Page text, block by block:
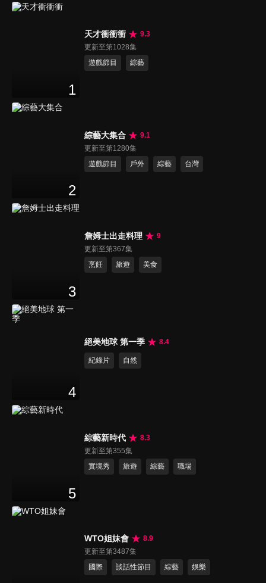
1
天才衝衝衝
9.3
更新至第1028集
遊戲節目
綜藝
2
綜藝大集合
9.1
更新至第1280集
遊戲節目
戶外 綜藝 台灣
3
詹姆士出走料理
9
更新至第367集
烹飪
旅遊 美食
4
絕美地球 第一季 8.4
紀錄片 自然
5
綜藝新時代
8.3
更新至第355集
實境秀
旅遊 綜藝 職場
WTO姐妹會
8.9
更新至第3487集
國際
談話性節目 綜藝 娛樂